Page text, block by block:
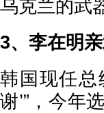
乌克兰的武
3、李在明
韩国现任总
谢’”，今年